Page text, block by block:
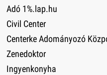
Adó 1%.lap.hu
Civil Center
Centerke Adományozó
Zenedoktor
Ingyenkonyha